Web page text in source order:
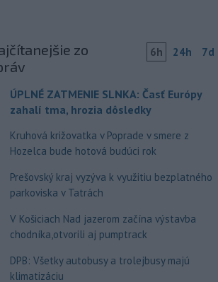
zo
6h 24h 7d
ÚPLNÉ ZATMENIE SLNKA: Časť Európy
zahalí tma, hrozia dôsledky
Kruhová križovatka v Poprade v smere z
Hozelca bude hotová budúci rok
Prešovský kraj vyzýva k využitiu bezplatného
parkoviska v Tatrách
V Košiciach Nad jazerom začína výstavba
chodníka,otvorili aj pumptrack
DPB: Všetky autobusy a trolejbusy majú
klimatizáciu